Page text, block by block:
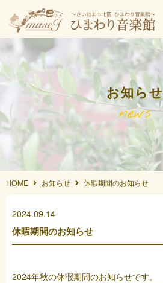
お知らせ
news
HOME お知らせ 休暇期間のお知らせ
2024.09.14
休暇期間のお知らせ
2024年秋の休暇期間のお知らせです。